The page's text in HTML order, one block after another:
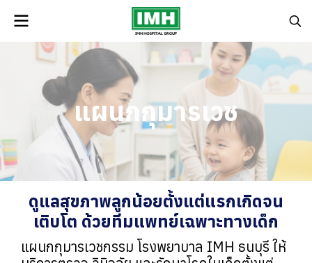
แผนกกุมารเวช
ดูแลสุขภาพลูกน้อยตั้งแต่แรกเกิดจน
เติบโต ด้วยทีมแพทย์เฉพาะทางเด็ก
แผนกกุมารเวชกรรม โรงพยาบาล IMH ธนบุรี ให้